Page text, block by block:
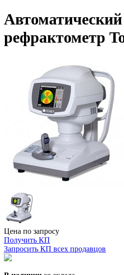
Автоматический
рефрактометр
Цена по запросу
Получить КП
Запросить КП всех продавцов